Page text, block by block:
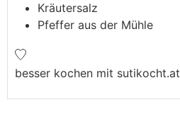
Kräutersalz
Pfeffer aus der Mühle
besser kochen mit sutikocht.at